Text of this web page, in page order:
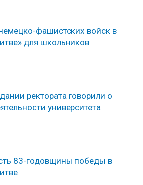
фашистских войск в
для школьников
ректората говорили о
университета
83-годовщины победы в